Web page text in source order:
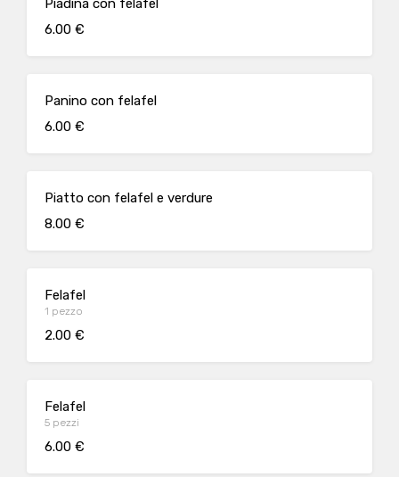
Piadina con felafel
6.00 €
Panino con felafel
6.00 €
Piatto con felafel e verdure
8.00 €
Felafel
1 pezzo
2.00 €
Felafel
5 pezzi
6.00 €